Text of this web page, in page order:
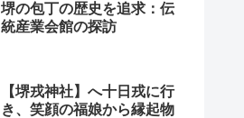
堺の包丁の歴史を追求：伝
統産業会館の探訪
【堺戎神社】へ十日戎に行
き、笑顔の福娘から縁起物